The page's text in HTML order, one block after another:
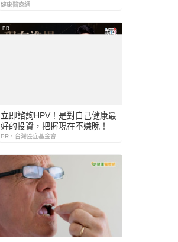
健康醫療網
PR
立即諮詢HPV！是對自己健康最
好的投資，把握現在不嫌晚！
PR．台灣癌症基金會